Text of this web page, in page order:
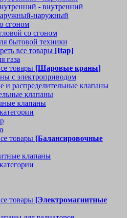
- внутренний
наружный
сгоном
со сгоном
бытовой техники
все товары [Itap]
газа
товары [Шаровые краны]
с электроприводом
и распределительные клапаны
клапаны
клапаны
товары [Балансировочные
клапаны
товары [Электромагнитные